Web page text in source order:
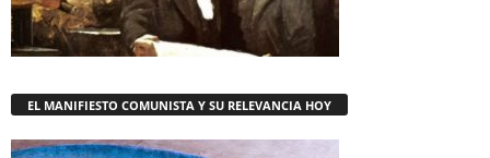
EL MANIFIESTO COMUNISTA Y SU RELEVANCIA HOY